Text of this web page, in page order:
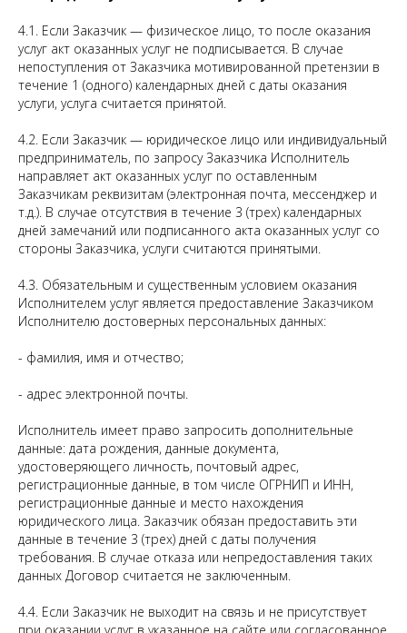
4.1. Если Заказчик — физическое лицо, то после оказания
услуг акт оказанных услуг не подписывается. В случае
непоступления от Заказчика мотивированной претензии в
течение 1 (одного) календарных дней с даты оказания
услуги, услуга считается принятой.
4.2. Если Заказчик — юридическое лицо или индивидуальный
предприниматель, по запросу Заказчика Исполнитель
направляет акт оказанных услуг по оставленным
Заказчикам реквизитам (электронная почта, мессенджер и
т.д.). В случае отсутствия в течение 3 (трех) календарных
дней замечаний или подписанного акта оказанных услуг со
стороны Заказчика, услуги считаются принятыми.
4.3. Обязательным и существенным условием оказания
Исполнителем услуг является предоставление Заказчиком
Исполнителю достоверных персональных данных:
- фамилия, имя и отчество;
- адрес электронной почты.
Исполнитель имеет право запросить дополнительные
данные: дата рождения, данные документа,
удостоверяющего личность, почтовый адрес,
регистрационные данные, в том числе ОГРНИП и ИНН,
регистрационные данные и место нахождения
юридического лица. Заказчик обязан предоставить эти
данные в течение 3 (трех) дней с даты получения
требования. В случае отказа или непредоставления таких
данных Договор считается не заключенным.
4.4. Если Заказчик не выходит на связь и не присутствует